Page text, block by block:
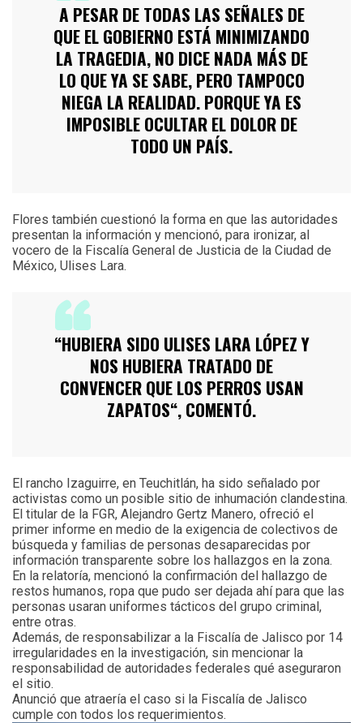
A PESAR DE TODAS LAS SEÑALES DE
QUE EL GOBIERNO ESTÁ MINIMIZANDO
LA TRAGEDIA, NO DICE NADA MÁS DE
LO QUE YA SE SABE, PERO TAMPOCO
NIEGA LA REALIDAD. PORQUE YA ES
IMPOSIBLE OCULTAR EL DOLOR DE
TODO UN PAÍS.
Flores también cuestionó la forma en que las autoridades
presentan la información y mencionó, para ironizar, al
vocero de la Fiscalía General de Justicia de la Ciudad de
México, Ulises Lara.
“HUBIERA SIDO ULISES LARA LÓPEZ Y
NOS HUBIERA TRATADO DE
CONVENCER QUE LOS PERROS USAN
ZAPATOS“, COMENTÓ.
El rancho Izaguirre, en Teuchitlán, ha sido señalado por
activistas como un posible sitio de inhumación clandestina.
El titular de la FGR, Alejandro Gertz Manero, ofreció el
primer informe en medio de la exigencia de colectivos de
búsqueda y familias de personas desaparecidas por
información transparente sobre los hallazgos en la zona.
En la relatoría, mencionó la confirmación del hallazgo de
restos humanos, ropa que pudo ser dejada ahí para que las
personas usaran uniformes tácticos del grupo criminal,
entre otras.
Además, de responsabilizar a la Fiscalía de Jalisco por 14
irregularidades en la investigación, sin mencionar la
responsabilidad de autoridades federales qué aseguraron
el sitio.
Anunció que atraería el caso si la Fiscalía de Jalisco
cumple con todos los requerimientos.